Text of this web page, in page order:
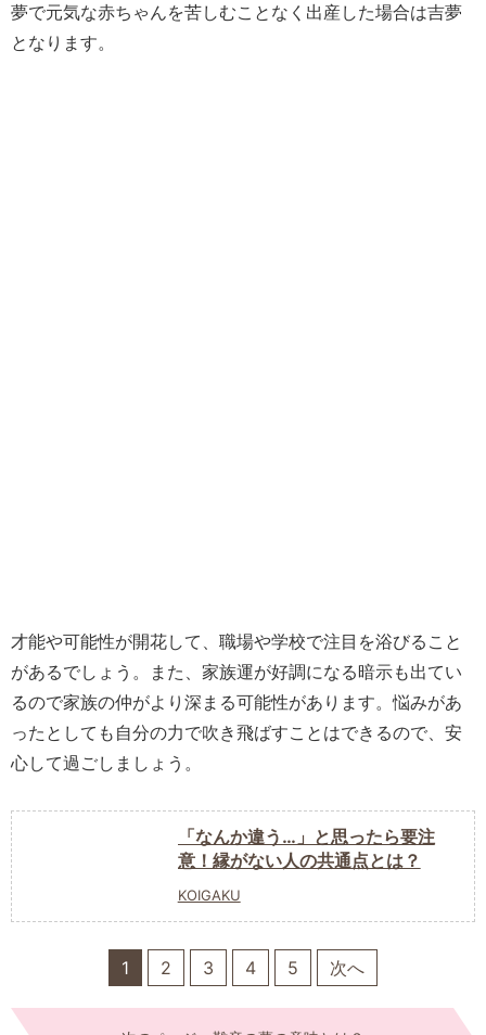
夢で元気な赤ちゃんを苦しむことなく出産した場合は吉夢
となります。
才能や可能性が開花して、職場や学校で注目を浴びること
があるでしょう。また、家族運が好調になる暗示も出てい
るので家族の仲がより深まる可能性があります。悩みがあ
ったとしても自分の力で吹き飛ばすことはできるので、安
心して過ごしましょう。
「なんか違う…」と思ったら要注
意！縁がない人の共通点とは？
KOIGAKU
1 2 3 4 5 次へ